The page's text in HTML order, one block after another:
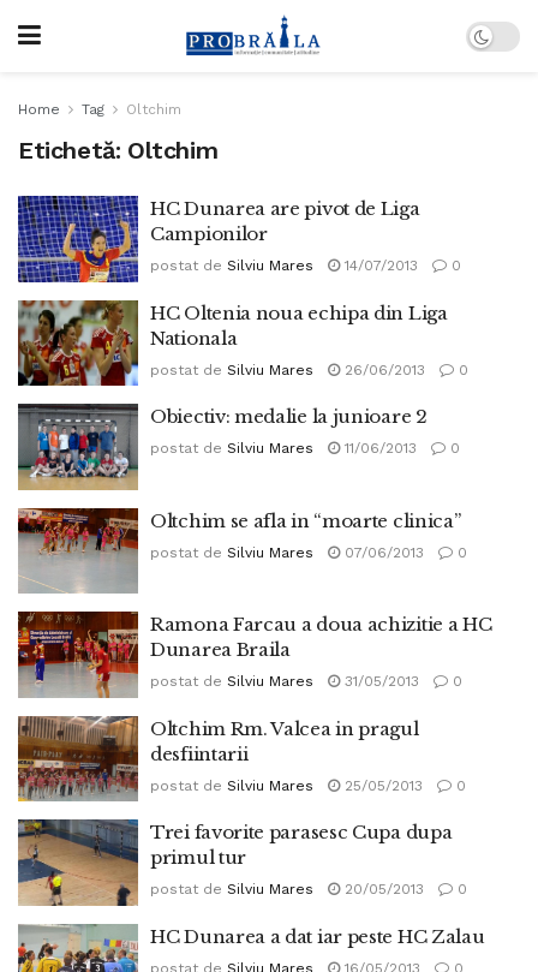
Home Tag Oltchim
Etichetă: Oltchim
HC Dunarea are pivot de Liga
Campionilor
postat de Silviu Mares 14/07/2013 0
HC Oltenia noua echipa din Liga
Nationala
postat de Silviu Mares 26/06/2013 0
Obiectiv: medalie la junioare 2
postat de Silviu Mares 11/06/2013 0
Oltchim se afla in “moarte clinica”
postat de Silviu Mares 07/06/2013 0
Ramona Farcau a doua achizitie a HC
Dunarea Braila
postat de Silviu Mares 31/05/2013 0
Oltchim Rm. Valcea in pragul
desfiintarii
postat de Silviu Mares 25/05/2013 0
Trei favorite parasesc Cupa dupa
primul tur
postat de Silviu Mares 20/05/2013 0
HC Dunarea a dat iar peste HC Zalau
postat de Silviu Mares 16/05/2013 0